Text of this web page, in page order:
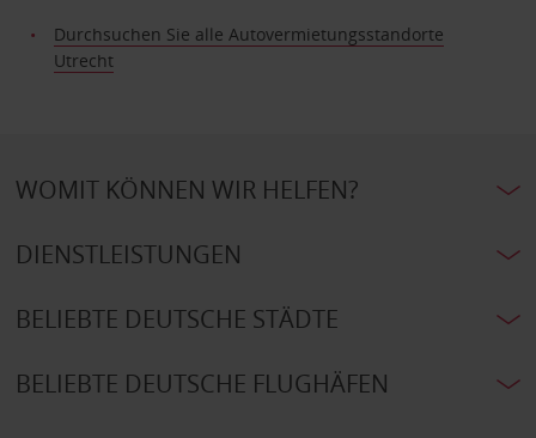
Durchsuchen Sie alle Autovermietungsstandorte
Utrecht
WOMIT KÖNNEN WIR HELFEN?
DIENSTLEISTUNGEN
BELIEBTE DEUTSCHE STÄDTE
BELIEBTE DEUTSCHE FLUGHÄFEN